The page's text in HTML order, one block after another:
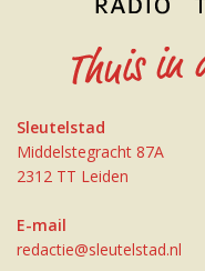
Sleutelstad
Middelstegracht 87A
2312 TT Leiden
E-mail
redactie@sleutelstad.nl